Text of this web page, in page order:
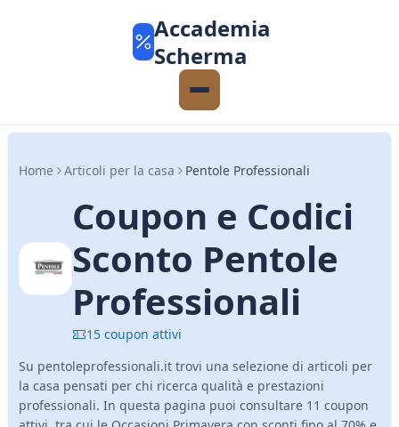
Accademia
Scherma
Home Articoli per la casa Pentole Professionali
Coupon e Codici
Sconto Pentole
Professionali
15 coupon attivi
Su pentoleprofessionali.it trovi una selezione di articoli per
la casa pensati per chi ricerca qualità e prestazioni
professionali. In questa pagina puoi consultare 11 coupon